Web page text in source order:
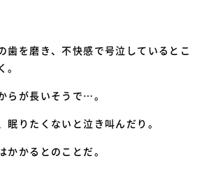
歯を磨き、不快感で号泣しているとこ
らが長いそうで…。
眠りたくないと泣き叫んだり。
かるとのことだ。